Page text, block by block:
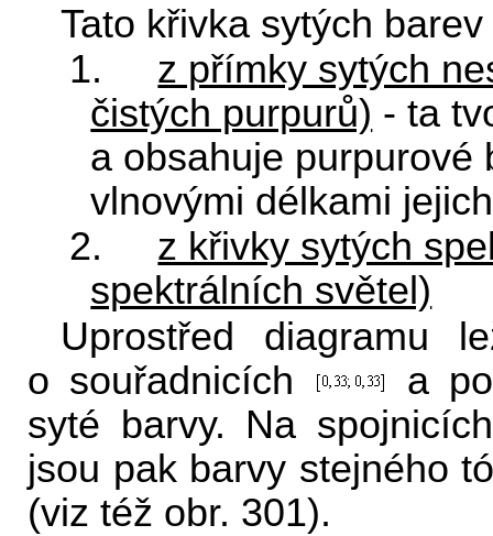
Tato křivka sytých
1. z přímky sytých
čistých purpurů) - ta
a obsahuje purpurové
vlnovými délkami
2. z křivky sytých
spektrálních světel)
Uprostřed diagramu
o souřadnicích
a
syté barvy. Na
jsou pak barvy stejného
(viz též obr. 301).